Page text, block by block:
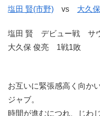
塩田 賢(市野) vs 大久
塩田 賢 デビュー戦 サ
大久保 俊亮 1戦1敗
お互いに緊張感高く向か
ジャブ。
時間が進むにつれ、じわ